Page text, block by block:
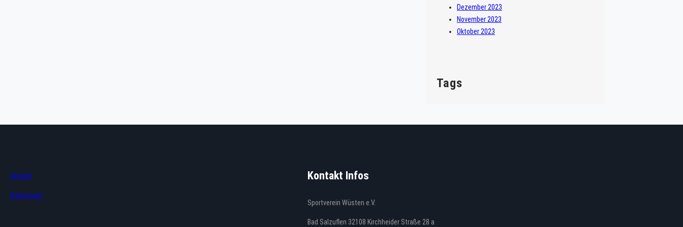
Dezember 2023
November 2023
Oktober 2023
Tags
Anfahrt
Impressum
Kontakt Infos
Sportverein Wüsten e.V.
Bad Salzuflen 32108 Kirchheider Straße 28 a